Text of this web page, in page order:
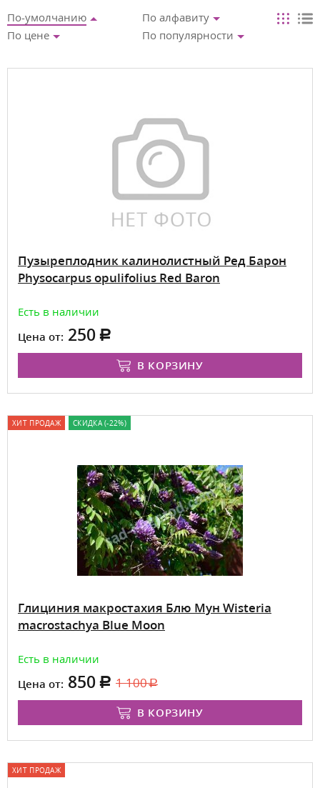
По-умолчанию
По алфавиту
По цене
По популярности
Пузыреплодник калинолистный Ред Барон
Physocarpus opulifolius Red Baron
Есть в наличии
Цена от: 250
В КОРЗИНУ
ХИТ ПРОДАЖ СКИДКА (-22%)
Глициния макростахия Блю Мун Wisteria
macrostachya Blue Moon
Есть в наличии
Цена от: 850 1 100
В КОРЗИНУ
ХИТ ПРОДАЖ